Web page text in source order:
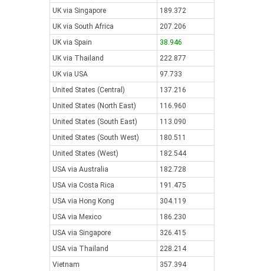
UK via Singapore
189.372
UK via South Africa
207.206
UK via Spain
38.946
UK via Thailand
222.877
UK via USA
97.733
United States (Central)
137.216
United States (North East)
116.960
United States (South East)
113.090
United States (South West)
180.511
United States (West)
182.544
USA via Australia
182.728
USA via Costa Rica
191.475
USA via Hong Kong
304.119
USA via Mexico
186.230
USA via Singapore
326.415
USA via Thailand
228.214
Vietnam
357.394